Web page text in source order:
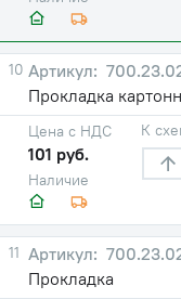
10
Прокладка
Наличие
Цена с НДС
101 руб.
К
11
Прокладка